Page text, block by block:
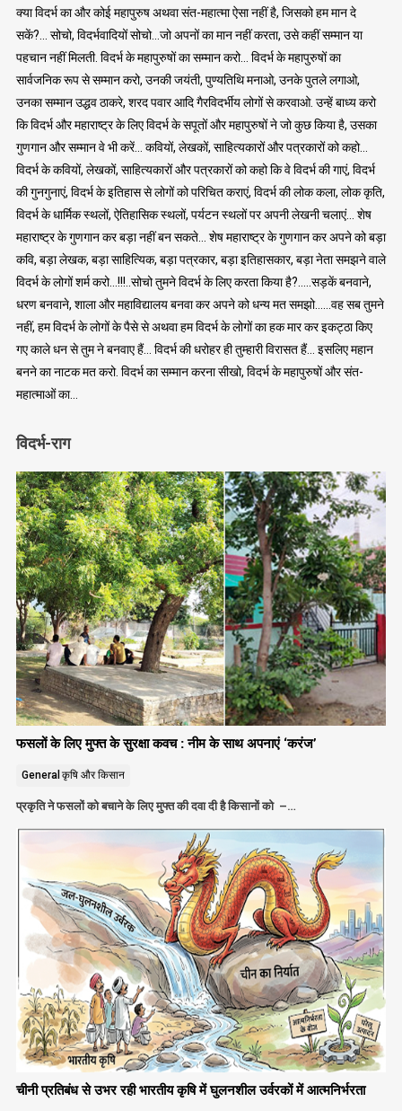
क्या विदर्भ का और कोई महापुरुष अथवा संत-महात्मा ऐसा नहीं है, जिसको हम मान दे
सकें?… सोचो, विदर्भवादियों सोचो…जो अपनों का मान नहीं करता, उसे कहीं सम्मान या
पहचान नहीं मिलती. विदर्भ के महापुरुषों का सम्मान करो… विदर्भ के महापुरुषों का
सार्वजनिक रूप से सम्मान करो, उनकी जयंती, पुण्यतिथि मनाओ, उनके पुतले लगाओ,
उनका सम्मान उद्धव ठाकरे, शरद पवार आदि गैरविदर्भीय लोगों से करवाओ. उन्हें बाध्य करो
कि विदर्भ और महाराष्ट्र के लिए विदर्भ के सपूतों और महापुरुषों ने जो कुछ किया है, उसका
गुणगान और सम्मान वे भी करें… कवियों, लेखकों, साहित्यकारों और पत्रकारों को कहो…
विदर्भ के कवियों, लेखकों, साहित्यकारों और पत्रकारों को कहो कि वे विदर्भ की गाएं, विदर्भ
की गुनगुनाएं, विदर्भ के इतिहास से लोगों को परिचित कराएं, विदर्भ की लोक कला, लोक कृति,
विदर्भ के धार्मिक स्थलों, ऐतिहासिक स्थलों, पर्यटन स्थलों पर अपनी लेखनी चलाएं… शेष
महाराष्ट्र के गुणगान कर बड़ा नहीं बन सकते… शेष महाराष्ट्र के गुणगान कर अपने को बड़ा
कवि, बड़ा लेखक, बड़ा साहित्यिक, बड़ा पत्रकार, बड़ा इतिहासकार, बड़ा नेता समझने वाले
विदर्भ के लोगों शर्म करो…!!!..सोचो तुमने विदर्भ के लिए करता किया है?…..सड़कें बनवाने,
धरण बनवाने, शाला और महाविद्यालय बनवा कर अपने को धन्य मत समझो……वह सब तुमने
नहीं, हम विदर्भ के लोगों के पैसे से अथवा हम विदर्भ के लोगों का हक मार कर इकट्ठा किए
गए काले धन से तुम ने बनवाए हैं… विदर्भ की धरोहर ही तुम्हारी विरासत हैं… इसलिए महान
बनने का नाटक मत करो. विदर्भ का सम्मान करना सीखो, विदर्भ के महापुरुषों और संत-
महात्माओं का…
विदर्भ-राग
फसलों के लिए मुफ्त के सुरक्षा कवच : नीम के साथ अपनाएं ‘करंज’
General कृषि और किसान
प्रकृति ने फसलों को बचाने के लिए मुफ्त की दवा दी है किसानों को –…
चीनी प्रतिबंध से उभर रही भारतीय कृषि में घुलनशील उर्वरकों में आत्मनिर्भरता